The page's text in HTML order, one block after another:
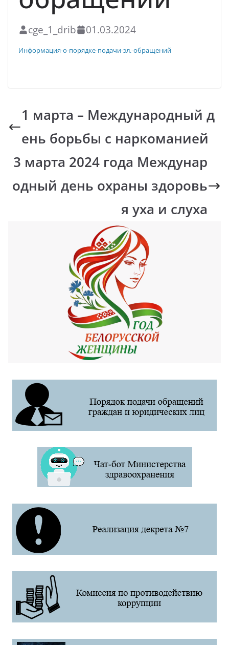
cge_1_drib 01.03.2024
Информация-о-порядке-подачи-эл.-обращений
1 марта – Международный д
ень борьбы с наркоманией
3 марта 2024 года Междунар
одный день охраны здоровь
я уха и слуха